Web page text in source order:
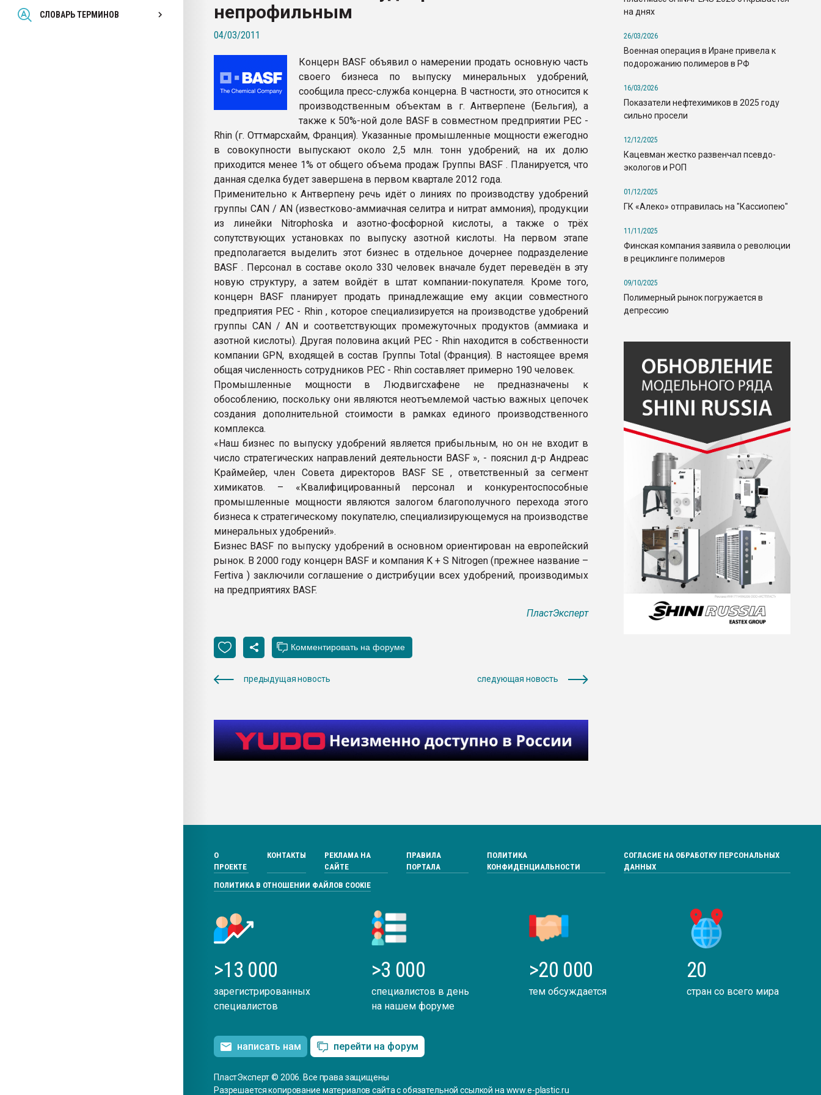
СЛОВАРЬ ТЕРМИНОВ
Всё, что касается выдува ПЭТ
бутылок
ПЕРЕЙТИ НА ФОРУМ
непрофильным
04/03/2011
Концерн BASF объявил о намерении продать основную часть
своего бизнеса по выпуску минеральных удобрений,
сообщила пресс-служба концерна. В частности, это относится к
производственным объектам в г. Антверпене (Бельгия), а
также к 50%-ной доле BASF в совместном предприятии PEC -
Rhin (г. Оттмарсхайм, Франция). Указанные промышленные мощности ежегодно
в совокупности выпускают около 2,5 млн. тонн удобрений; на их долю
приходится менее 1% от общего объема продаж Группы BASF . Планируется, что
данная сделка будет завершена в первом квартале 2012 года.
Применительно к Антверпену речь идёт о линиях по производству удобрений
группы CAN / AN (известково-аммиачная селитра и нитрат аммония), продукции
из линейки Nitrophoska и азотно-фосфорной кислоты, а также о трёх
сопутствующих установках по выпуску азотной кислоты. На первом этапе
предполагается выделить этот бизнес в отдельное дочернее подразделение
BASF . Персонал в составе около 330 человек вначале будет переведён в эту
новую структуру, а затем войдёт в штат компании-покупателя. Кроме того,
концерн BASF планирует продать принадлежащие ему акции совместного
предприятия PEC - Rhin , которое специализируется на производстве удобрений
группы CAN / AN и соответствующих промежуточных продуктов (аммиака и
азотной кислоты). Другая половина акций PEC - Rhin находится в собственности
компании GPN, входящей в состав Группы Total (Франция). В настоящее время
общая численность сотрудников PEC - Rhin составляет примерно 190 человек.
Промышленные мощности в Людвигсхафене не предназначены к
обособлению, поскольку они являются неотъемлемой частью важных цепочек
создания дополнительной стоимости в рамках единого производственного
комплекса.
«Наш бизнес по выпуску удобрений является прибыльным, но он не входит в
число стратегических направлений деятельности BASF », - пояснил д-р Андреас
Краймейер, член Совета директоров BASF SE , ответственный за сегмент
химикатов. – «Квалифицированный персонал и конкурентоспособные
промышленные мощности являются залогом благополучного перехода этого
бизнеса к стратегическому покупателю, специализирующемуся на производстве
минеральных удобрений».
Бизнес BASF по выпуску удобрений в основном ориентирован на европейский
рынок. В 2000 году концерн BASF и компания K + S Nitrogen (прежнее название –
Fertiva ) заключили соглашение о дистрибуции всех удобрений, производимых
на предприятиях BASF.
ПластЭксперт
предыдущая новость следующая новость
на днях
26/03/2026
Военная операция в Иране привела к
подорожанию полимеров в РФ
16/03/2026
Показатели нефтехимиков в 2025 году
сильно просели
12/12/2025
Кацевман жестко развенчал псевдо-
экологов и РОП
01/12/2025
ГК «Алеко» отправилась на "Кассиопею"
11/11/2025
Финская компания заявила о революции
в рециклинге полимеров
09/10/2025
Полимерный рынок погружается в
депрессию
О
ПРОЕКТЕ
КОНТАКТЫ
РЕКЛАМА НА
САЙТЕ
ПРАВИЛА
ПОРТАЛА
ПОЛИТИКА
КОНФИДЕНЦИАЛЬНОСТИ
СОГЛАСИЕ НА ОБРАБОТКУ ПЕРСОНАЛЬНЫХ
ДАННЫХ
ПОЛИТИКА В ОТНОШЕНИИ ФАЙЛОВ COOKIE
>13 000
зарегистрированных
специалистов
>3 000
специалистов в день
на нашем форуме
>20 000
тем обсуждается
20
стран со всего мира
написать нам перейти на форум
ПластЭксперт © 2006. Все права защищены
Разрешается копирование материалов сайта с обязательной ссылкой на www.e-plastic.ru